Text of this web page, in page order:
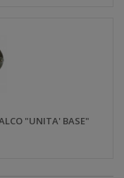
"UNITA' BASE"